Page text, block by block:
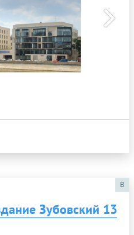
B
Зубовский 13